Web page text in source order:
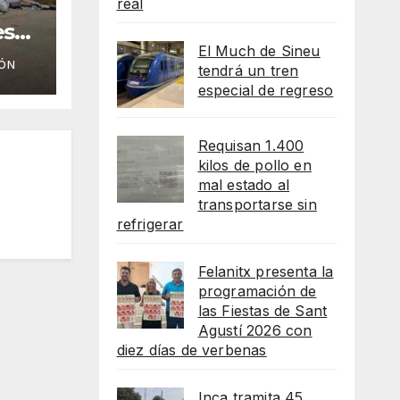
El Much de Sineu
tendrá un tren
especial de regreso
Requisan 1.400
kilos de pollo en
mal estado al
transportarse sin
refrigerar
Felanitx presenta la
programación de
las Fiestas de Sant
Agustí 2026 con
diez días de verbenas